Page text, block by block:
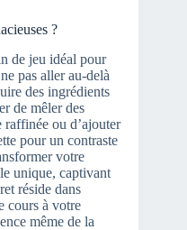
?
de jeu idéal pour
pas aller au-delà
des ingrédients
de mêler des
raffinée ou d’ajouter
pour un contraste
votre
unique, captivant
réside dans
cours à votre
même de la